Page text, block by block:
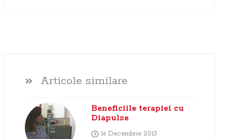
Articole similare
Beneficiile terapiei cu
Diapulse
16 Decembrie 2013